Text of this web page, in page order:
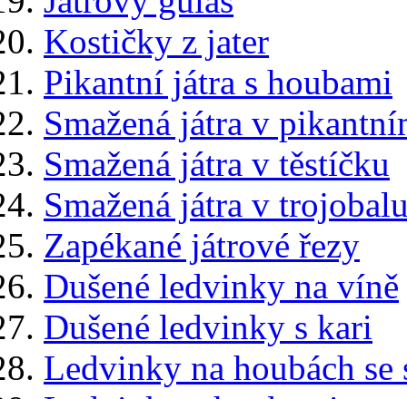
Kostičky z jater
Pikantní játra s houbami
Smažená játra v
Smažená játra v těstíčku
Smažená játra v
Zapékané játrové řezy
Dušené ledvinky na víně
Dušené ledvinky s kari
Ledvinky na houbách se